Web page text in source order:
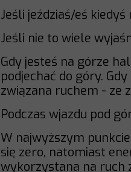
Jeśli jeździaś/eś
Jeśli nie to wiele
Gdy jesteś na górze
podjechać do góry.
związana ruchem - ze
Podczas wjazdu pod
W najwyższym
się zero, natomiast
wykorzystana na ruch